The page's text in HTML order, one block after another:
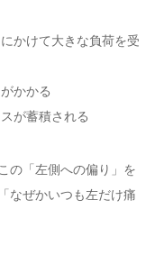
かけて大きな負荷を受
かかる
が蓄積される
の「左側への偏り」を
なぜかいつも左だけ痛